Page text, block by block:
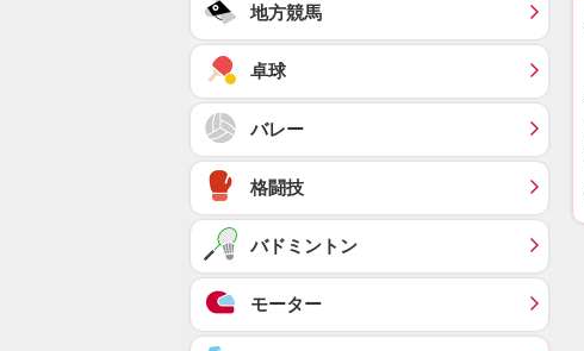
地方競馬
卓球
バレー
格闘技
バドミントン
モーター